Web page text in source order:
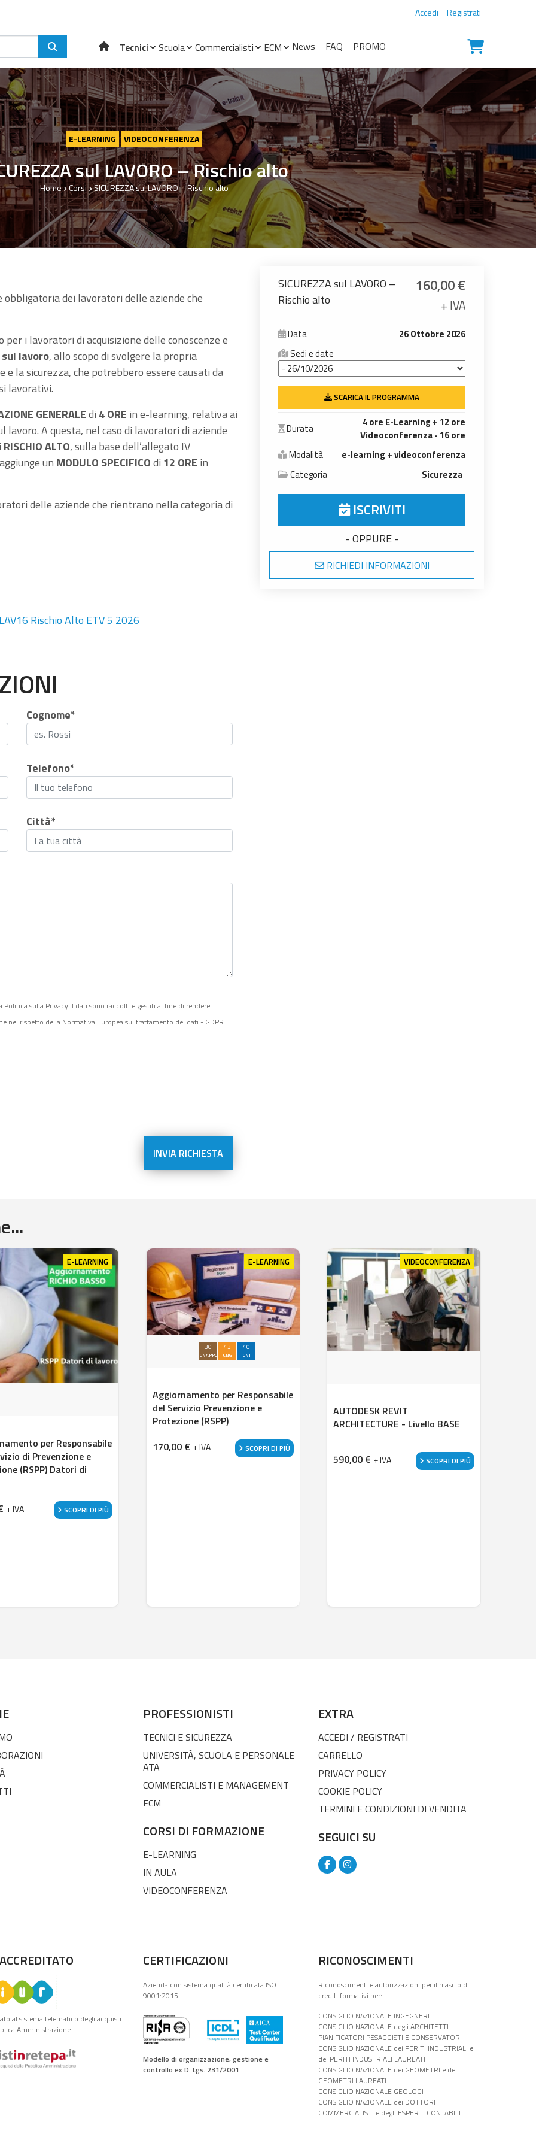
Accedi Registrati
Tecnici Scuola Commercialisti ECM News FAQ PROMO
E-LEARNING VIDEOCONFERENZA
sul LAVORO – Rischio alto
Home Corsi SICUREZZA sul LAVORO – Rischio alto
dei lavoratori delle aziende che
per i lavoratori di acquisizione delle conoscenze e
lavoro, allo scopo di svolgere la propria
la sicurezza, che potrebbero essere causati da
lavorativi.
GENERALEdi 4 ORE in e-learning, relativa ai
A questa, nel caso di lavoratori di aziende
RISCHIO ALTO, sulla base dell’allegato IV
un MODULO SPECIFICOdi 12 ORE in
delle aziende che rientrano nella categoria di
Rischio Alto ETV 5 2026
Cognome*
Telefono*
Città*
sulla Privacy. I dati sono raccolti e gestiti al fine di rendere
rispetto della Normativa Europea sul trattamento dei dati - GDPR
SICUREZZA sul LAVORO –
Rischio alto
160,00€
+ IVA
Data
26 Ottobre 2026
Sedi e date
SCARICA IL PROGRAMMA
Durata
4 ore E-Learning + 12 ore
Videoconferenza - 16 ore
Modalità
e-learning + videoconferenza
Categoria
Sicurezza
ISCRIVITI
- OPPURE -
RICHIEDI INFORMAZIONI
E-LEARNING
per Responsabile
di Prevenzione e
(RSPP) Datori di
+ IVA SCOPRI DI PIÙ
E-LEARNING
30
CNAPPC
43
CNG
40
CNI
Aggiornamento per Responsabile
del Servizio Prevenzione e
Protezione (RSPP)
170,00 € + IVA SCOPRI DI PIÙ
VIDEOCONFERENZA
AUTODESK REVIT
ARCHITECTURE - Livello BASE
590,00 € + IVA SCOPRI DI PIÙ
PROFESSIONISTI
TECNICI E SICUREZZA
UNIVERSITÀ, SCUOLA E PERSONALE
ATA
COMMERCIALISTI E MANAGEMENT
ECM
CORSI DI FORMAZIONE
E-LEARNING
IN AULA
VIDEOCONFERENZA
EXTRA
ACCEDI / REGISTRATI
CARRELLO
PRIVACY POLICY
COOKIE POLICY
TERMINI E CONDIZIONI DI VENDITA
SEGUICI SU
al sistema telematico degli acquisti
Amministrazione
CERTIFICAZIONI
Azienda con sistema qualità certificata ISO
9001:2015
Modello di organizzazione, gestione e
controllo ex D. Lgs. 231/2001
RICONOSCIMENTI
Riconoscimenti e autorizzazioni per il rilascio di
crediti formativi per:
CONSIGLIO NAZIONALE INGEGNERI
CONSIGLIO NAZIONALE degli ARCHITETTI
PIANIFICATORI PESAGGISTI E CONSERVATORI
CONSIGLIO NAZIONALE dei PERITI INDUSTRIALI e
dei PERITI INDUSTRIALI LAUREATI
CONSIGLIO NAZIONALE dei GEOMETRI e dei
GEOMETRI LAUREATI
CONSIGLIO NAZIONALE GEOLOGI
CONSIGLIO NAZIONALE dei DOTTORI
COMMERCIALISTI e degli ESPERTI CONTABILI